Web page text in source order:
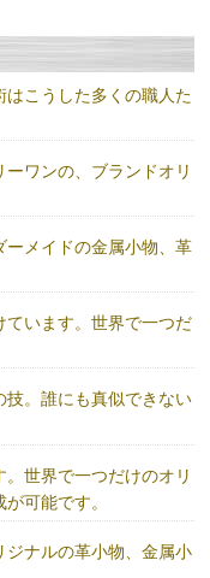
こうした多くの職人た
ワンの、ブランドオリ
ーメイドの金属小物、革
ています。世界で一つだ
技。誰にも真似できない
世界で一つだけのオリ
可能です。
ジナルの革小物、金属小